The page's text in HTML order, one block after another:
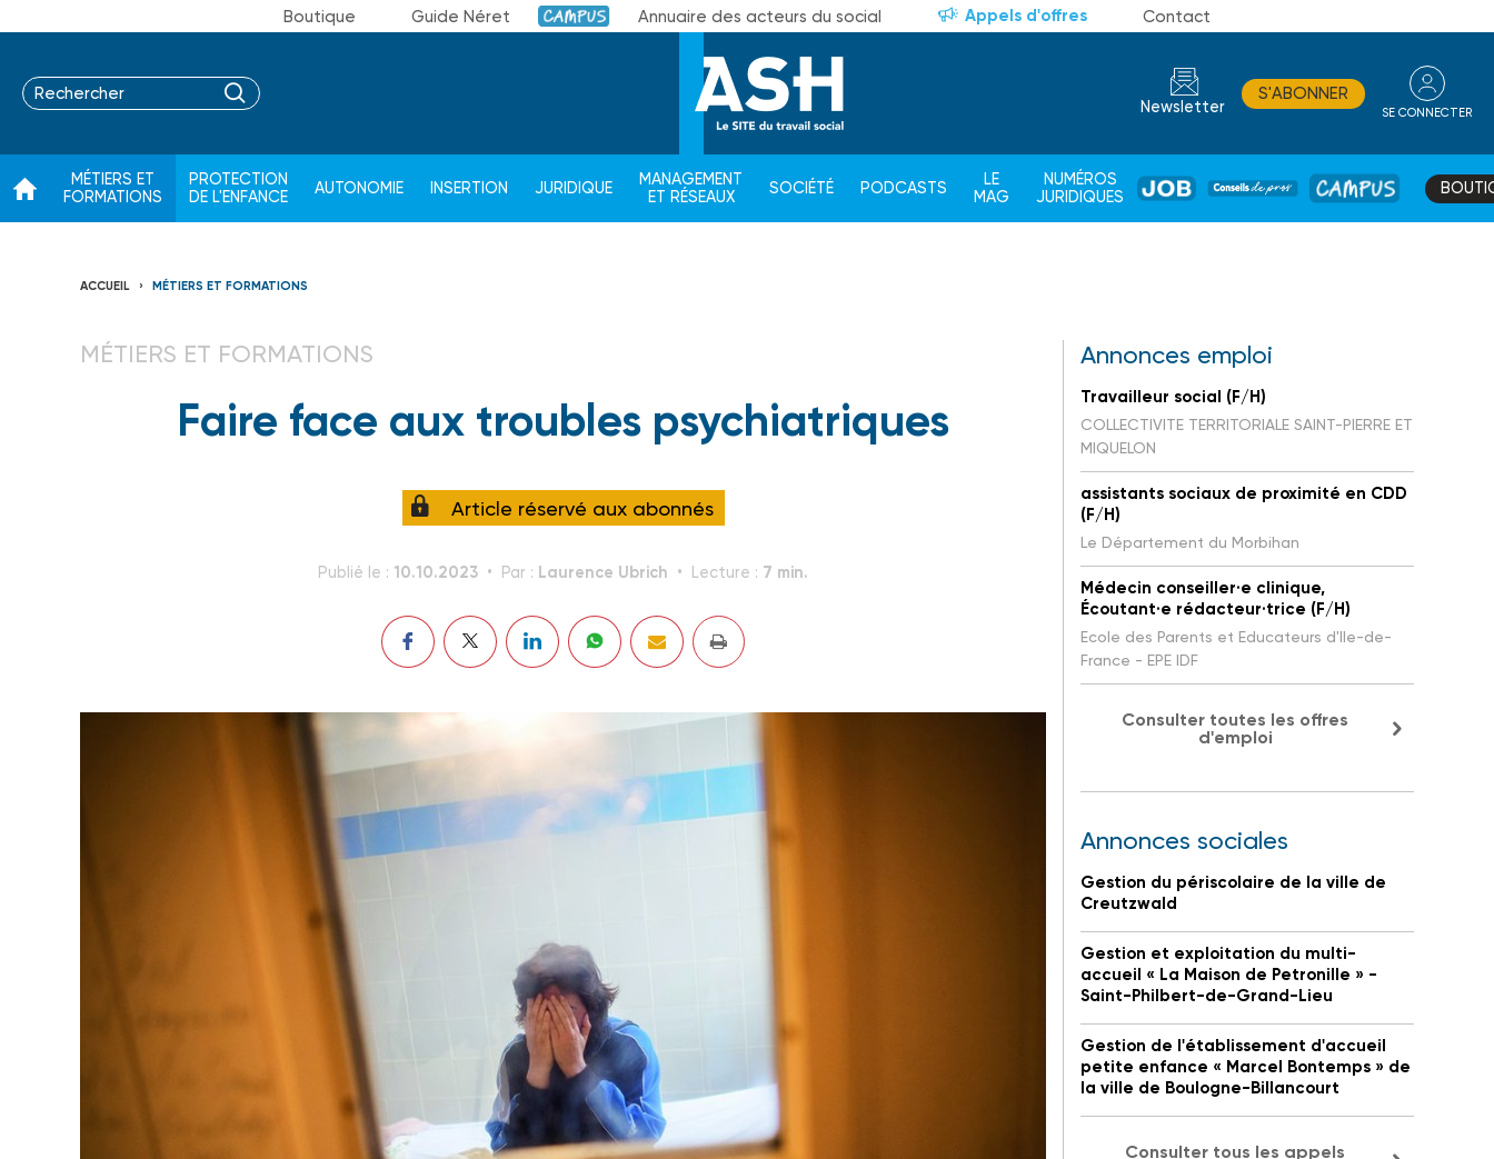
Boutique Guide Néret Campus Annuaire des acteurs du social Appels d'offres Contact
Newsletter
S'ABONNER
SE CONNECTER
MÉTIERS ET
FORMATIONS
PROTECTION
DE L'ENFANCE
AUTONOMIE INSERTION JURIDIQUE
MANAGEMENT
ET RÉSEAUX
SOCIÉTÉ PODCASTS
LE
MAG
NUMÉROS
JURIDIQUES
JOB
DE
CAMPUS
ACCUEIL MÉTIERS ET FORMATIONS
MÉTIERS ET FORMATIONS
Faire face aux troubles psychiatriques
Article réservé aux abonnés
Publié le : 10.10.2023 Par : Laurence Ubrich Lecture : 7 min.
Annonces emploi
Travailleur social (F/H)
COLLECTIVITE TERRITORIALE SAINT-PIERRE ET
MIQUELON
assistants sociaux de proximité en CDD
(F/H)
Le Département du Morbihan
Médecin conseiller·e clinique,
Écoutant·e rédacteur·trice (F/H)
Ecole des Parents et Educateurs d'Ile-de-
France - EPE IDF
Consulter toutes les offres
d'emploi
Annonces sociales
Gestion du périscolaire de la ville de
Creutzwald
Gestion et exploitation du multi-
accueil « La Maison de Petronille » -
Saint-Philbert-de-Grand-Lieu
Gestion de l'établissement d'accueil
petite enfance « Marcel Bontemps » de
la ville de Boulogne-Billancourt
Consulter tous les appels